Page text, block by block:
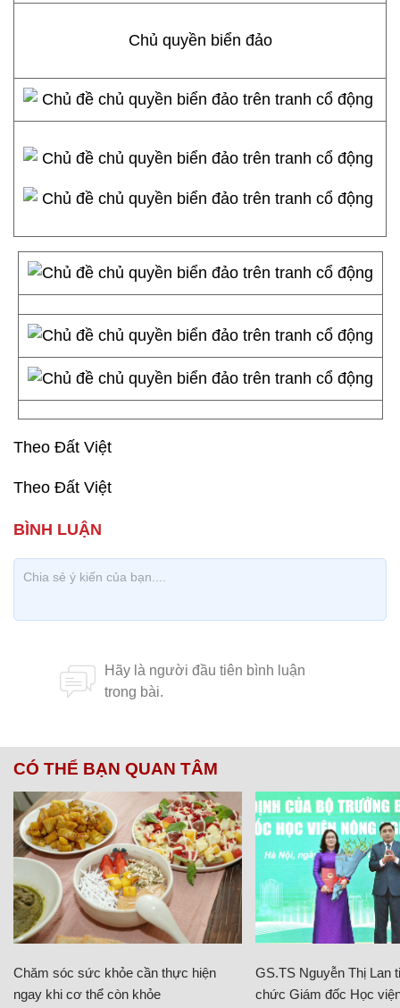
Chủ quyền biển đảo
Theo Đất Việt
Theo Đất Việt
CÓ THỂ BẠN QUAN TÂM
Chăm sóc sức khỏe cần thực hiện
ngay khi cơ thể còn khỏe
GS.TS Nguyễn Thị Lan
chức Giám đốc Học